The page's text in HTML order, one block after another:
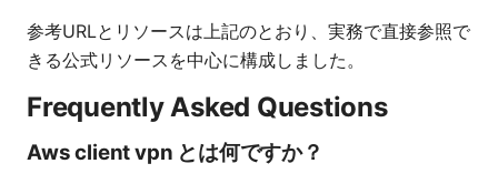
参考URLとリソースは上記のとおり、実務で直接参照で
きる公式リソースを中心に構成しました。
Frequently Asked Questions
Aws client vpn とは何ですか？